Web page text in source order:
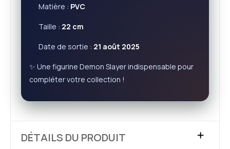
Matière : PVC
Taille : 22 cm
Date de sortie : 21 août 2025
✨ Une figurine Demon Slayer indispensable pour
compléter votre collection !
DÉTAILS DU PRODUIT